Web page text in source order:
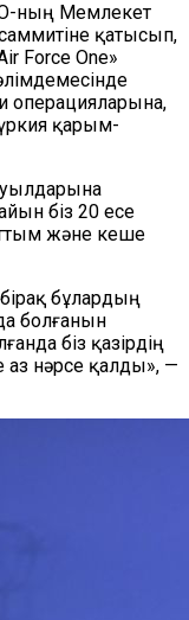
ның Мемлекет
қатысып,
Force One»
операцияларына,
қарым-
біз 20 есе
және кеше
бұлардың
болғанын
біз қазірдің
аз нәрсе қалды», —